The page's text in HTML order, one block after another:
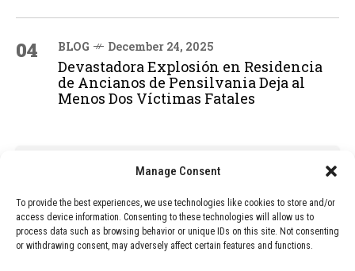
Manage Consent
To provide the best experiences, we use technologies like cookies to store and/or
access device information. Consenting to these technologies will allow us to
process data such as browsing behavior or unique IDs on this site. Not consenting
or withdrawing consent, may adversely affect certain features and functions.
04 BLOG December 24, 2025
Devastadora Explosión en Residencia
de Ancianos de Pensilvania Deja al
Menos Dos Víctimas Fatales